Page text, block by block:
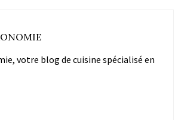
votre blog de cuisine spécialisé en